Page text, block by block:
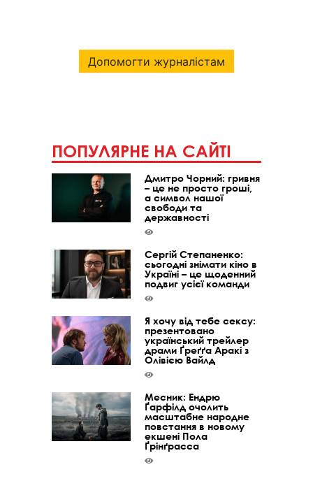
Допомогти журналістам
ПОПУЛЯРНЕ НА САЙТІ
Дмитро Чорний: гривня
– це не просто гроші,
а символ нашої
свободи та
державності
Сергій Степаненко:
сьогодні знімати кіно в
Україні – це щоденний
подвиг усієї команди
Я хочу від тебе сексу:
презентовано
український трейлер
драми Ґреґґа Аракі з
Олівією Вайлд
Месник: Ендрю
Ґарфілд очолить
масштабне народне
повстання в новому
екшені Пола
Ґрінґрасса